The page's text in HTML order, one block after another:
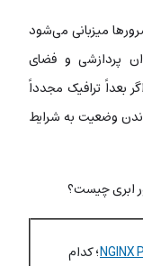
میزبانی می‌شود
پردازشی و فضای
بعداً ترافیک مجدداً
وضعیت به شرایط
ابری چیست؟
؛ کدام